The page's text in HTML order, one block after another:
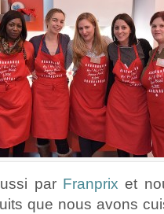
par Franprix et
que nous avons